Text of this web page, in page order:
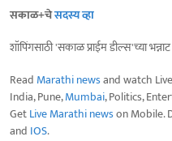
सकाळ+चेसदस्य व्हा
शॉपिंगसाठी 'सकाळ प्राईम डील्स'च्या
Read Marathi newsand watch
India, Pune,Mumbai, Politics,
GetLive Marathi newson Mobile.
and IOS.